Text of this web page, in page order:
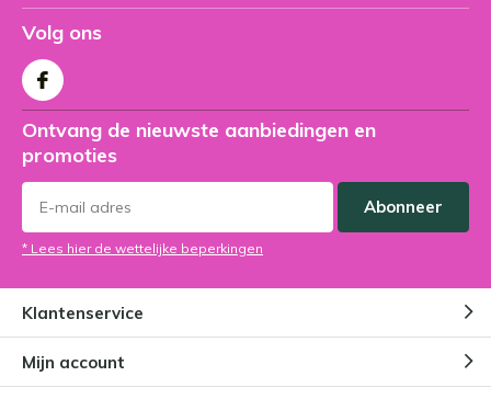
Volg ons
Ontvang de nieuwste aanbiedingen en
promoties
Abonneer
* Lees hier de wettelijke beperkingen
Klantenservice
Mijn account